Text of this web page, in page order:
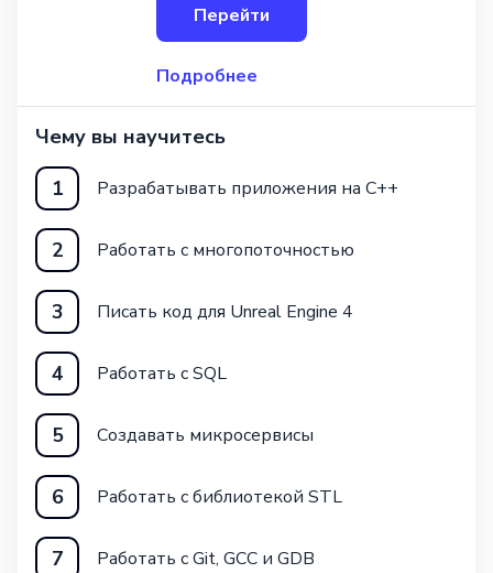
успешного старта в IT-
Перейти
Подробнее
Чему вы научитесь
1
Разрабатывать приложения на C++
2 Работать с многопоточностью
3 Писать код для Unreal Engine 4
4 Работать с SQL
5 Создавать микросервисы
6 Работать с библиотекой STL
7 Работать с Git, GCC и GDB